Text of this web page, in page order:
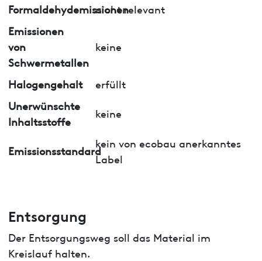
Formaldehydemissionennicht relevant
Emissionen
von
Schwermetallen
keine
Halogengehalt
erfüllt
Unerwünschte
Inhaltsstoffe
keine
Emissionsstandard
kein von ecobau anerkanntes
Label
Entsorgung
Der Entsorgungsweg soll das Material im
Kreislauf halten.